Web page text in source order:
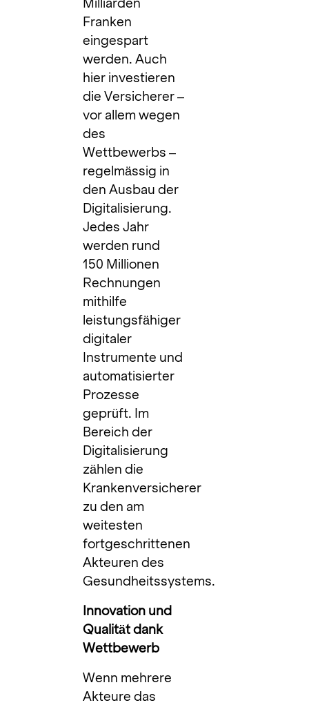
Milliarden
Franken
eingespart
werden. Auch
hier investieren
die Versicherer –
vor allem wegen
des
Wettbewerbs –
regelmässig in
den Ausbau der
Digitalisierung.
Jedes Jahr
werden rund
150 Millionen
Rechnungen
mithilfe
leistungsfähiger
digitaler
Instrumente und
automatisierter
Prozesse
geprüft. Im
Bereich der
Digitalisierung
zählen die
Krankenversicherer
zu den am
weitesten
fortgeschrittenen
Akteuren des
Gesundheitssystems.
Innovation und
Qualität dank
Wettbewerb
Wenn mehrere
Akteure das